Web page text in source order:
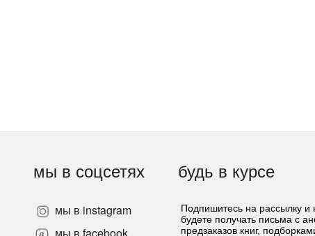
мы в соцсетях
мы в instagram
мы в facebook
будь в курсе
Подпишитесь на рассылку
будете получать письма с
предзаказов книг,